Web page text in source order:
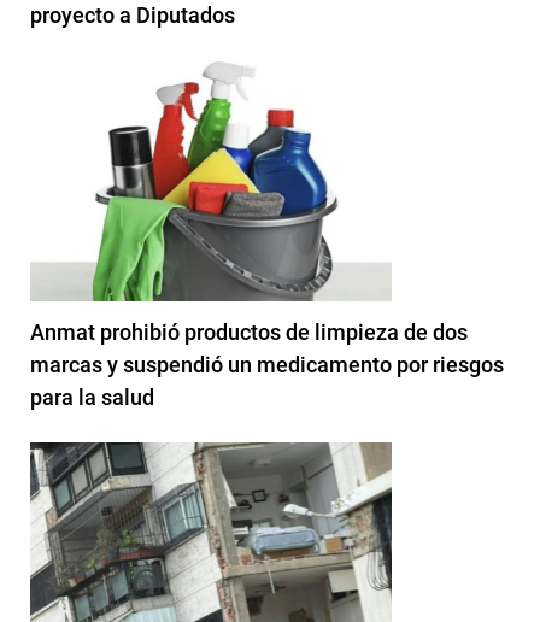
proyecto a Diputados
Anmat prohibió productos de limpieza de dos
marcas y suspendió un medicamento por riesgos
para la salud